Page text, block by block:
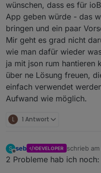
Devices in
importiert.
Du hast aber
erste
es geht, ist es
sich ein wenig
beschäftigt,
anlegen.
Man kann auch
damit Widgets
wäre es auch
Danke für deine
Gruß//Lucky
wünschen, dass es für
App geben würde - das
bringen und ein paar
Mir geht es grad nicht
wie man dafür wieder
ja mit json rum hantieren
über ne Lösung freuen,
einfach verwendet
Aufwand wie möglich.
L 1 Antwort
S
Offline
seb DEVELOPER schrieb am
zuletzt
2 Probleme hab ich noch: